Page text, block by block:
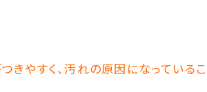
きやすく、汚れの原因になっている